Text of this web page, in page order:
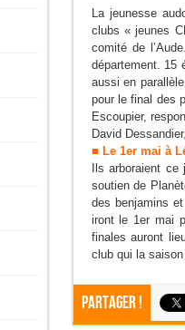
La jeunesse
clubs « jeunes
comité de
département. 15
aussi en
pour le final des
Escoupier,
David
■ Le 1er mai à
Ils arboraient
soutien de
des benjamins
iront le 1er mai
finales auront
club qui la
Partager !